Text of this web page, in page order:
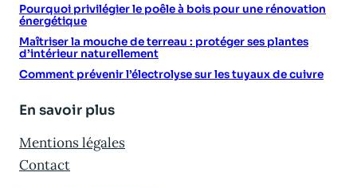
Pourquoi privilégier le poêle à bois pour une rénovation
énergétique
Maîtriser la mouche de terreau : protéger ses plantes
d’intérieur naturellement
Comment prévenir l’électrolyse sur les tuyaux de cuivre
En savoir plus
Mentions légales
Contact